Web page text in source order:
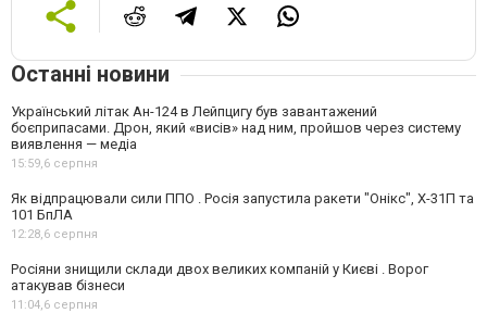
Останні новини
Український літак Ан-124 в Лейпцигу був завантажений
боєприпасами. Дрон, який «висів» над ним, пройшов через систему
виявлення — медіа
15:59,6 серпня
Як відпрацювали сили ППО . Росія запустила ракети "Онікс", Х-31П та
101 БпЛА
12:28,6 серпня
Росіяни знищили склади двох великих компаній у Києві . Ворог
атакував бізнеси
11:04,6 серпня